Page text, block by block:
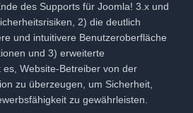
des Supports für Joomla! 3.x und
2) die deutlich
und intuitivere Benutzeroberfläche
und 3) erweiterte
Website-Betreiber von der
zu überzeugen, um Sicherheit,
zu gewährleisten.